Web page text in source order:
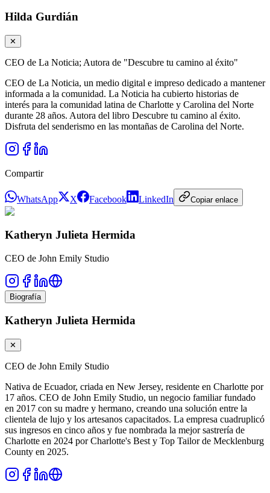
Hilda Gurdián
✕
CEO de La Noticia; Autora de "Descubre tu camino al éxito"
CEO de La Noticia, un medio digital e impreso dedicado a mantener
informada a la comunidad. La Noticia ha cubierto historias de
interés para la comunidad latina de Charlotte y Carolina del Norte
durante 28 años. Autora del libro Descubre tu camino al éxito.
Disfruta del senderismo en las montañas de Carolina del Norte.
Compartir
WhatsApp X Facebook LinkedIn Copiar enlace
Katheryn Julieta Hermida
CEO de John Emily Studio
Biografía
Katheryn Julieta Hermida
✕
CEO de John Emily Studio
Nativa de Ecuador, criada en New Jersey, residente en Charlotte por
17 años. CEO de John Emily Studio, un negocio familiar fundado
en 2017 con su madre y hermano, creando una solución entre la
clientela de lujo y los artesanos capacitados. La empresa cuadruplicó
sus ingresos en cinco años y fue nombrada la mejor sastrería de
Charlotte en 2024 por Charlotte's Best y Top Tailor de Mecklenburg
County en 2025.